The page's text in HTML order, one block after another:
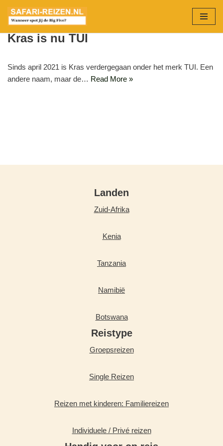
Ga
naar
inhoud
Kras is nu TUI
Sinds april 2021 is Kras verdergegaan onder het merk TUI. Een
andere naam, maar de… Read More »
Landen
Zuid-Afrika
Kenia
Tanzania
Namibië
Botswana
Reistype
Groepsreizen
Single Reizen
Reizen met kinderen: Familiereizen
Individuele / Privé reizen